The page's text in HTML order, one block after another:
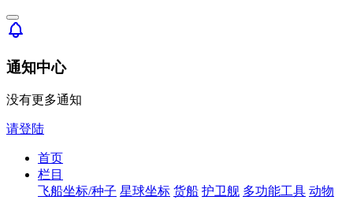
通知中心
没有更多通知
请登陆
首页
栏目
飞船坐标/种子 星球坐标 货船 护卫舰 多功能工具 动物